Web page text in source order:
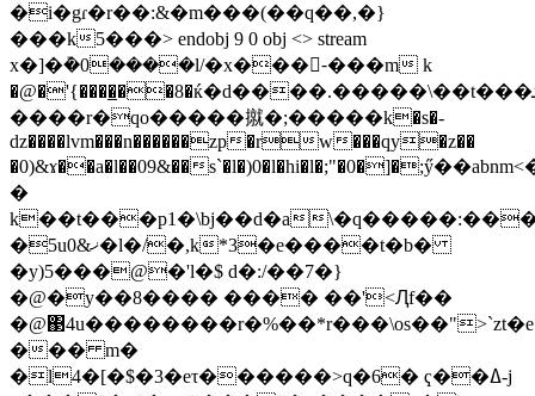
�i�gɾ�r��:&�m���(��q��,�}
���k5���> endobj 9 0 obj <> stream
x�]�݊�0����l/�x���-ِ���m k
�@�'{����̲��8�ќ�d����.�����\��t���ܮo�x�ky=���t����r\6�������0��b�������>ħv����b�m��z�_ŧ_���۲�)�2�e�ߋ��j�/
����r�qo�����㩆�;�����k�s�-
ǳ����lvm���n������zp�rw���qy�z��
�0)&ɤ��a�l��09&��
�
k��t���p1�\bj��d�a
�5uޚ&0�l�/�,k*3�e����t�b�
�y)5���@�'l�$ d�:/��7�}
�@�y��8���� ���� ��'<Ԯf��
�@΃4u��������r�%��*r���\os��">`zt�e
��� m�
�l4�[�$�3�eτ������>q�6� ҁ��ߡ-j